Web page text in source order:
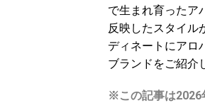
で生まれ育ったア
反映したスタイル
ディネートにアロ
ブランドをご紹介
※この記事は2026